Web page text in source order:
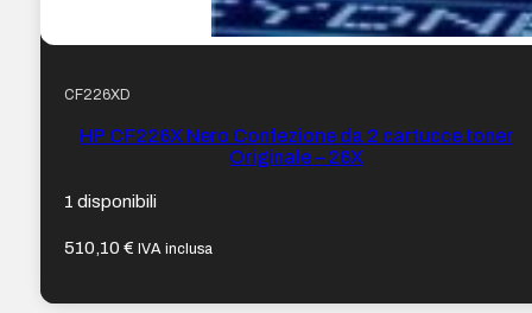
CF226XD
HP CF226X Nero Confezione da 2 cartucce toner
Originale – 26X
1 disponibili
510,10€ IVA inclusa